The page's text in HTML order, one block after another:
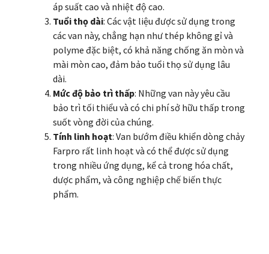
áp suất cao và nhiệt độ cao.
Tuổi thọ dài: Các vật liệu được sử dụng trong
các van này, chẳng hạn như thép không gỉ và
polyme đặc biệt, có khả năng chống ăn mòn và
mài mòn cao, đảm bảo tuổi thọ sử dụng lâu
dài.
Mức độ bảo trì thấp: Những van này yêu cầu
bảo trì tối thiểu và có chi phí sở hữu thấp trong
suốt vòng đời của chúng.
Tính linh hoạt: Van bướm điều khiển dòng chảy
Farpro rất linh hoạt và có thể được sử dụng
trong nhiều ứng dụng, kể cả trong hóa chất,
dược phẩm, và công nghiệp chế biến thực
phẩm.